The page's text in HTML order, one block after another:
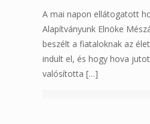
A mai napon ellátogatott
Alapítványunk Elnöke
beszélt a fiataloknak az
indult el, és hogy hova
valósította […]